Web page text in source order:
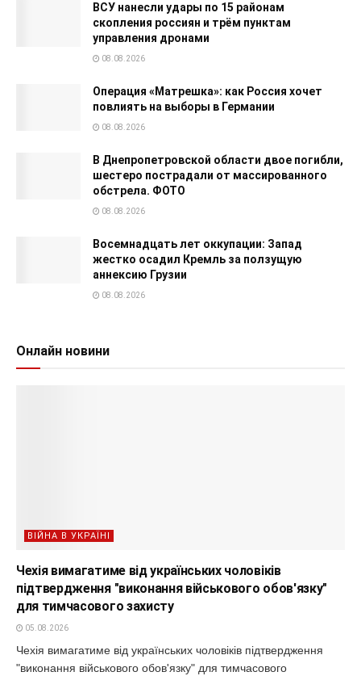
ВСУ нанесли удары по 15 районам
скопления россиян и трём пунктам
управления дронами
08.08.2026
Операция «Матрешка»: как Россия хочет
повлиять на выборы в Германии
08.08.2026
В Днепропетровской области двое погибли,
шестеро пострадали от массированного
обстрела. ФОТО
08.08.2026
Восемнадцать лет оккупации: Запад
жестко осадил Кремль за ползущую
аннексию Грузии
08.08.2026
Онлайн новини
ВІЙНА В УКРАЇНІ
Чехія вимагатиме від українських чоловіків
підтвердження "виконання військового обов'язку"
для тимчасового захисту
05.08.2026
Чехія вимагатиме від українських чоловіків підтвердження
"виконання військового обов'язку" для тимчасового